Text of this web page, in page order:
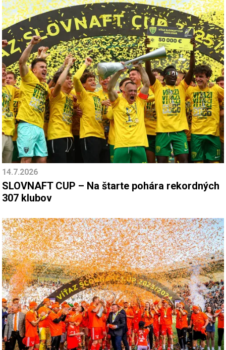
14.7.2026
SLOVNAFT CUP – Na štarte pohára rekordných
307 klubov